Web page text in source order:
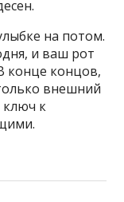
на потом.
и ваш рот
конце концов,
внешний
ключ к